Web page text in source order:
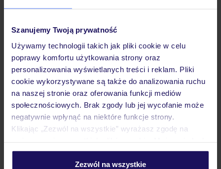
Szanujemy Twoją prywatność
Używamy technologii takich jak pliki cookie w celu
poprawy komfortu użytkowania strony oraz
personalizowania wyświetlanych treści i reklam. Pliki
cookie wykorzystywane są także do analizowania ruchu
na naszej stronie oraz oferowania funkcji mediów
społecznościowych. Brak zgody lub jej wycofanie może
negatywnie wpłynąć na niektóre funkcje strony.
Klikając „Zezwól na wszystkie” wyrażasz zgodę na
personalizować swój wybór wchodząc w zakładkę
Zezwól na wszystkie
Pokoje
Wyżywienie
Atrakcje
Ważne informacje